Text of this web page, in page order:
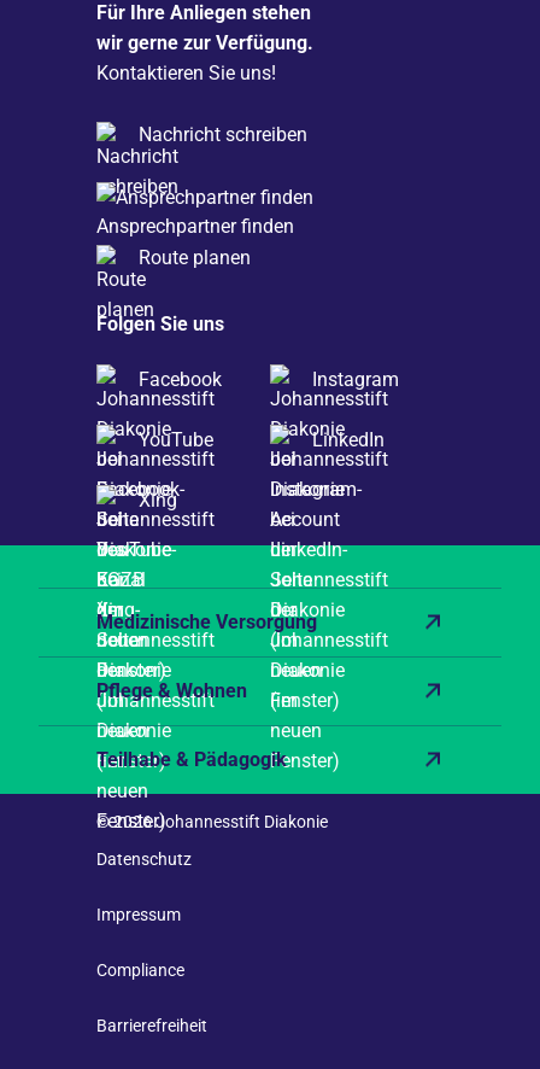
Für Ihre Anliegen stehen
wir gerne zur Verfügung.
Kontaktieren Sie uns!
Nachricht schreiben
Ansprechpartner finden
Route planen
Folgen Sie uns
Facebook Instagram
YouTube LinkedIn
Xing
Medizinische Versorgung
Pflege & Wohnen
Teilhabe & Pädagogik
© 2026 Johannesstift Diakonie
Datenschutz
Impressum
Compliance
Barrierefreiheit